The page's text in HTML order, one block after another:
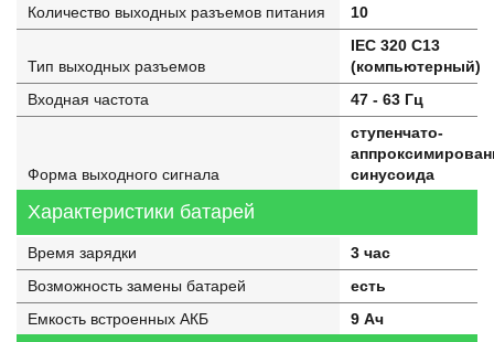
Количество выходных разъемов питания
10
Тип выходных разъемов
IEC 320 C13
(компьютерный)
Входная частота
47 - 63 Гц
Форма выходного сигнала
ступенчато-
синусоида
Характеристики батарей
Время зарядки
3 час
Возможность замены батарей
есть
Емкость встроенных АКБ
9 Ач